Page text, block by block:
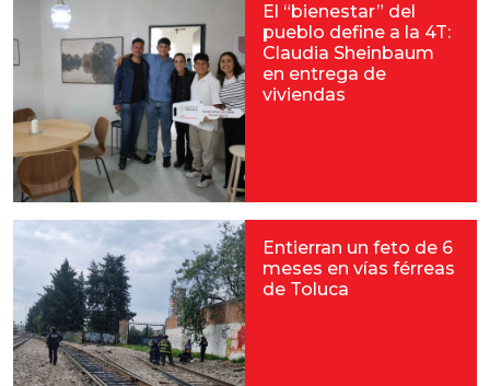
El “bienestar” del
pueblo define a la 4T:
Claudia Sheinbaum
en entrega de
viviendas
Entierran un feto de 6
meses en vías férreas
de Toluca